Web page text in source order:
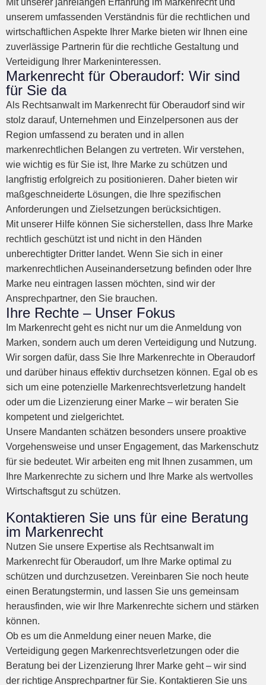
Mit unserer jahrelangen Erfahrung im Markenrecht und
unserem umfassenden Verständnis für die rechtlichen und
wirtschaftlichen Aspekte Ihrer Marke bieten wir Ihnen eine
zuverlässige Partnerin für die rechtliche Gestaltung und
Verteidigung Ihrer Markeninteressen.
Markenrecht für Oberaudorf: Wir sind
für Sie da
Als Rechtsanwalt im Markenrecht für Oberaudorf sind wir
stolz darauf, Unternehmen und Einzelpersonen aus der
Region umfassend zu beraten und in allen
markenrechtlichen Belangen zu vertreten. Wir verstehen,
wie wichtig es für Sie ist, Ihre Marke zu schützen und
langfristig erfolgreich zu positionieren. Daher bieten wir
maßgeschneiderte Lösungen, die Ihre spezifischen
Anforderungen und Zielsetzungen berücksichtigen.
Mit unserer Hilfe können Sie sicherstellen, dass Ihre Marke
rechtlich geschützt ist und nicht in den Händen
unberechtigter Dritter landet. Wenn Sie sich in einer
markenrechtlichen Auseinandersetzung befinden oder Ihre
Marke neu eintragen lassen möchten, sind wir der
Ansprechpartner, den Sie brauchen.
Ihre Rechte – Unser Fokus
Im Markenrecht geht es nicht nur um die Anmeldung von
Marken, sondern auch um deren Verteidigung und Nutzung.
Wir sorgen dafür, dass Sie Ihre Markenrechte in Oberaudorf
und darüber hinaus effektiv durchsetzen können. Egal ob es
sich um eine potenzielle Markenrechtsverletzung handelt
oder um die Lizenzierung einer Marke – wir beraten Sie
kompetent und zielgerichtet.
Unsere Mandanten schätzen besonders unsere proaktive
Vorgehensweise und unser Engagement, das Markenschutz
für sie bedeutet. Wir arbeiten eng mit Ihnen zusammen, um
Ihre Markenrechte zu sichern und Ihre Marke als wertvolles
Wirtschaftsgut zu schützen.
Kontaktieren Sie uns für eine Beratung
im Markenrecht
Nutzen Sie unsere Expertise als Rechtsanwalt im
Markenrecht für Oberaudorf, um Ihre Marke optimal zu
schützen und durchzusetzen. Vereinbaren Sie noch heute
einen Beratungstermin, und lassen Sie uns gemeinsam
herausfinden, wie wir Ihre Markenrechte sichern und stärken
können.
Ob es um die Anmeldung einer neuen Marke, die
Verteidigung gegen Markenrechtsverletzungen oder die
Beratung bei der Lizenzierung Ihrer Marke geht – wir sind
der richtige Ansprechpartner für Sie. Kontaktieren Sie uns